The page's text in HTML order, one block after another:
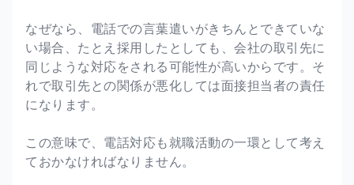
なぜなら、電話での言葉遣いがきちんとできていな
い場合、たとえ採用したとしても、会社の取引先に
同じような対応をされる可能性が高いからです。そ
れで取引先との関係が悪化しては面接担当者の責任
になります。
この意味で、電話対応も就職活動の一環として考え
ておかなければなりません。